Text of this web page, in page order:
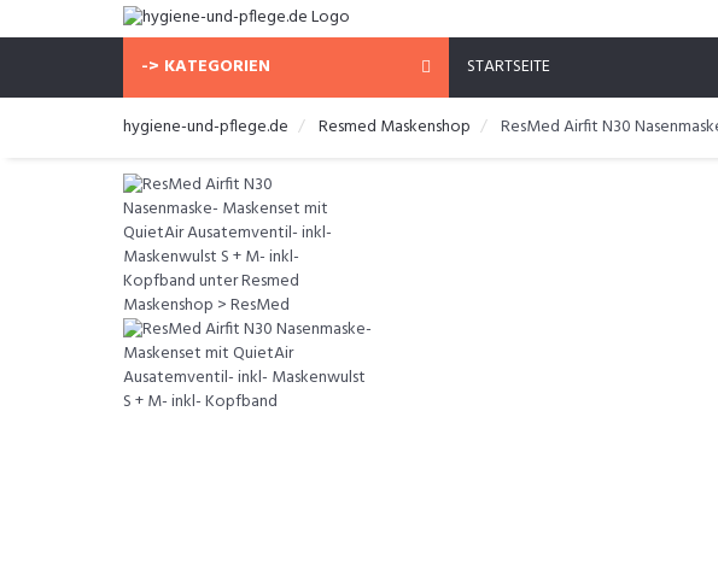
-> KATEGORIEN STARTSEITE
hygiene-und-pflege.de Resmed Maskenshop ResMed Airfit N30